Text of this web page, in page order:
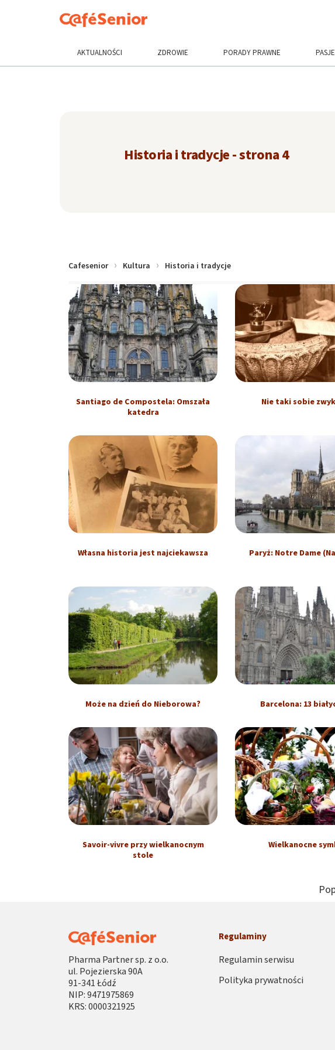
AKTUALNOŚCI ZDROWIE PORADY PRAWNE PASJE
Historia i tradycje - strona 4
Cafesenior Kultura Historia i tradycje
Santiago de Compostela: Omszała
katedra
Nie taki sobie
Własna historia jest najciekawsza Paryż: Notre Dame
Może na dzień do Nieborowa? Barcelona: 13
Savoir-vivre przy wielkanocnym
stole
Wielkanocne
Pharma Partner sp. z o.o.
ul. Pojezierska 90A
91-341 Łódź
NIP: 9471975869
KRS: 0000321925
Regulaminy
Regulamin serwisu
Polityka prywatności